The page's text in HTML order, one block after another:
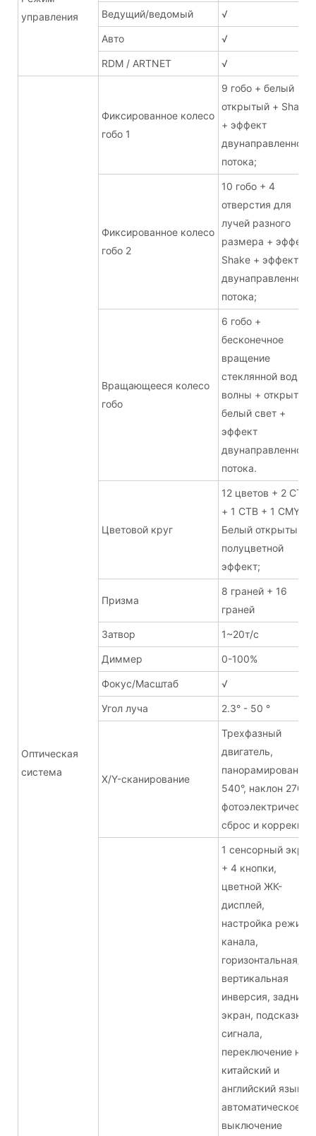
управления
Ведущий/ведомый √
Авто √
RDM / ARTNET √
Оптическая
система
Фиксированное колесо
гобо 1
9 гобо + белый
открытый + Shake
+ эффект
двунаправленного
потока;
Фиксированное колесо
гобо 2
10 гобо + 4
отверстия для
лучей разного
размера + эффект
Shake + эффект
двунаправленного
потока;
Вращающееся колесо
гобо
6 гобо +
бесконечное
вращение
стеклянной водной
волны + открытый
белый свет +
эффект
двунаправленного
потока.
Цветовой круг
12 цветов + 2 CTO
+ 1 CTB + 1 CMY +
Белый открытый +
полуцветной
эффект;
Призма
8 граней + 16
граней
Затвор 1~20т/с
Диммер 0-100%
Фокус/Масштаб √
Угол луча 2.3° - 50 °
X/Y-сканирование
Трехфазный
двигатель,
панорамирование
540°, наклон 270°,
сброс и коррекция
1 сенсорный экран
+ 4 кнопки,
цветной ЖК-
дисплей,
настройка режима
канала,
горизонтальная/
вертикальная
инверсия, задний
экран, подсказка
сигнала,
переключение на
китайский и
английский языки,
автоматическое
выключение